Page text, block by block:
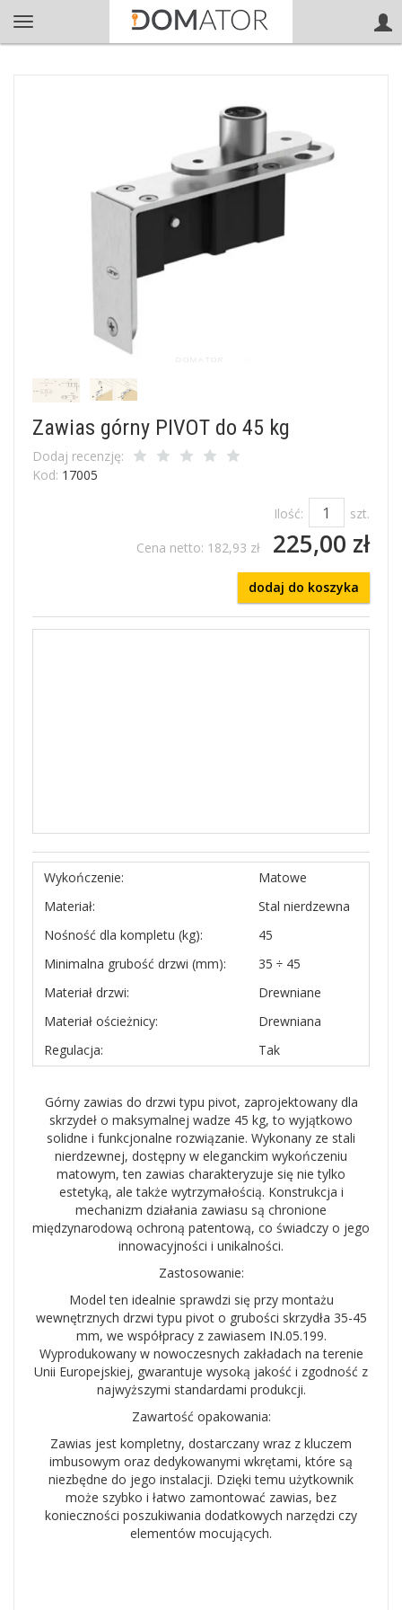
Zawias górny PIVOT do 45 kg
Dodaj recenzję:
Kod: 17005
Ilość:
szt.
Cena netto: 182,93 zł 225,00 zł
dodaj do koszyka
Wykończenie:
Matowe
Materiał:
Stal nierdzewna
Nośność dla kompletu (kg):
45
Minimalna grubość drzwi (mm):
35 ÷ 45
Materiał drzwi:
Drewniane
Materiał ościeżnicy:
Drewniana
Regulacja:
Tak
Górny zawias do drzwi typu pivot, zaprojektowany dla
skrzydeł o maksymalnej wadze 45 kg, to wyjątkowo
solidne i funkcjonalne rozwiązanie. Wykonany ze stali
nierdzewnej, dostępny w eleganckim wykończeniu
matowym, ten zawias charakteryzuje się nie tylko
estetyką, ale także wytrzymałością. Konstrukcja i
mechanizm działania zawiasu są chronione
międzynarodową ochroną patentową, co świadczy o jego
innowacyjności i unikalności.
Zastosowanie:
Model ten idealnie sprawdzi się przy montażu
wewnętrznych drzwi typu pivot o grubości skrzydła 35-45
mm, we współpracy z zawiasem IN.05.199.
Wyprodukowany w nowoczesnych zakładach na terenie
Unii Europejskiej, gwarantuje wysoką jakość i zgodność z
najwyższymi standardami produkcji.
Zawartość opakowania:
Zawias jest kompletny, dostarczany wraz z kluczem
imbusowym oraz dedykowanymi wkrętami, które są
niezbędne do jego instalacji. Dzięki temu użytkownik
może szybko i łatwo zamontować zawias, bez
konieczności poszukiwania dodatkowych narzędzi czy
elementów mocujących.